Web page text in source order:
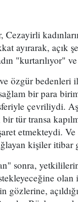
Cezayirli
ayırarak, açık
"kurtarılıyor"
özgür bedenleri
bir para
çevriliydi.
tür transa
etmekteydi.
kişiler itibar
sonra,
olan
gözlerine,